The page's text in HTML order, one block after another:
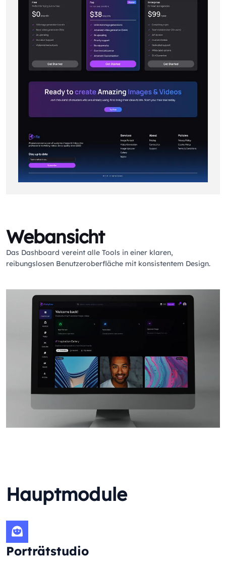
Webansicht
Das Dashboard vereint alle Tools in einer klaren,
reibungslosen Benutzeroberfläche mit konsistentem Design.
Hauptmodule
Porträtstudio